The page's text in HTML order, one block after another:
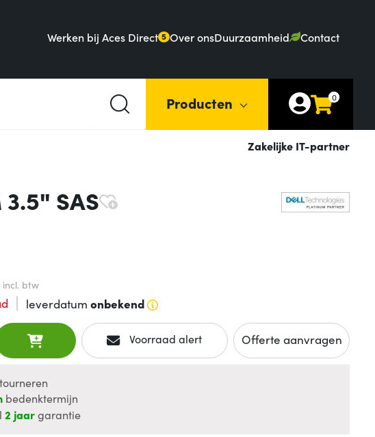
Werken bij Aces Direct 5 Over onsDuurzaamheid Contact
Producten 0
Zakelijke IT-partner
SAS
incl. btw
leverdatum onbekend
Voorraad alert Offerte aanvragen
bedenktermijn
2 jaargarantie